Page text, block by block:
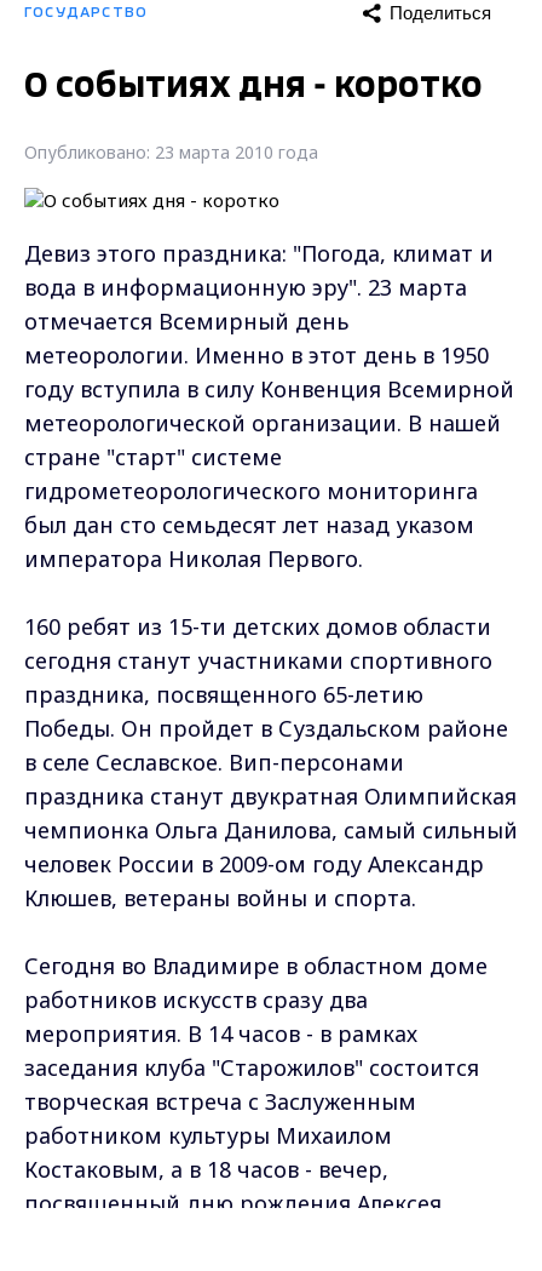
ГОСУДАРСТВО Поделиться
О событиях дня - коротко
Опубликовано: 23 марта 2010 года
Девиз этого праздника: "Погода, климат и
вода в информационную эру". 23 марта
отмечается Всемирный день
метеорологии. Именно в этот день в 1950
году вступила в силу Конвенция Всемирной
метеорологической организации. В нашей
стране "старт" системе
гидрометеорологического мониторинга
был дан сто семьдесят лет назад указом
императора Николая Первого.
160 ребят из 15-ти детских домов области
сегодня станут участниками спортивного
праздника, посвященного 65-летию
Победы. Он пройдет в Суздальском районе
в селе Сеславское. Вип-персонами
праздника станут двукратная Олимпийская
чемпионка Ольга Данилова, самый сильный
человек России в 2009-ом году Александр
Клюшев, ветераны войны и спорта.
Сегодня во Владимире в областном доме
работников искусств сразу два
мероприятия. В 14 часов - в рамках
заседания клуба "Старожилов" состоится
творческая встреча с Заслуженным
работником культуры Михаилом
Костаковым, а в 18 часов - вечер,
посвященный дню рождения Алексея